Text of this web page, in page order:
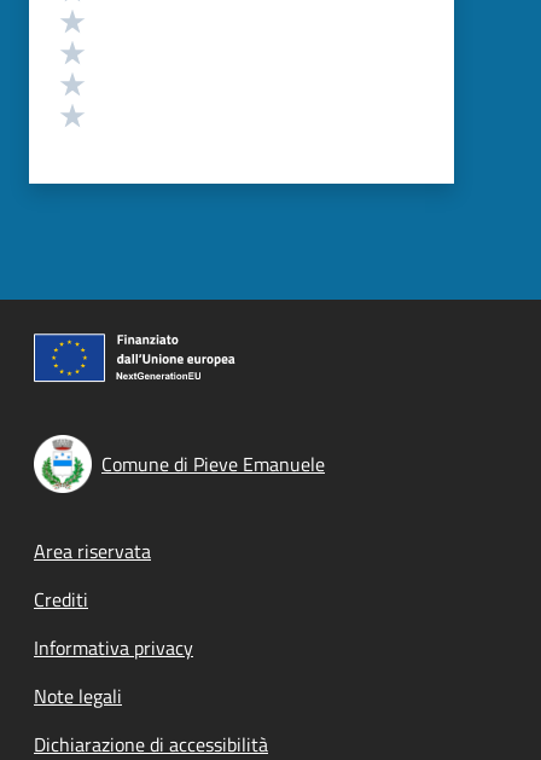
Comune di Pieve Emanuele
Footer menu
Area riservata
Crediti
Informativa privacy
Note legali
Dichiarazione di accessibilità